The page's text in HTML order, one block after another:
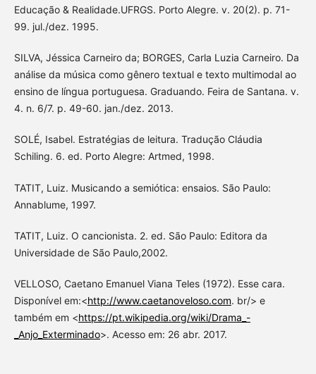
Educação & Realidade.UFRGS. Porto Alegre. v. 20(2). p. 71-
99. jul./dez. 1995.
SILVA, Jéssica Carneiro da; BORGES, Carla Luzia Carneiro. Da
análise da música como gênero textual e texto multimodal ao
ensino de língua portuguesa. Graduando. Feira de Santana. v.
4. n. 6/7. p. 49-60. jan./dez. 2013.
SOLÉ, Isabel. Estratégias de leitura. Tradução Cláudia
Schiling. 6. ed. Porto Alegre: Artmed, 1998.
TATIT, Luiz. Musicando a semiótica: ensaios. São Paulo:
Annablume, 1997.
TATIT, Luiz. O cancionista. 2. ed. São Paulo: Editora da
Universidade de São Paulo,2002.
VELLOSO, Caetano Emanuel Viana Teles (1972). Esse cara.
Disponível em:<http://www.caetanoveloso.com. br/> e
também em <https://pt.wikipedia.org/wiki/Drama_-
_Anjo_Exterminado>. Acesso em: 26 abr. 2017.